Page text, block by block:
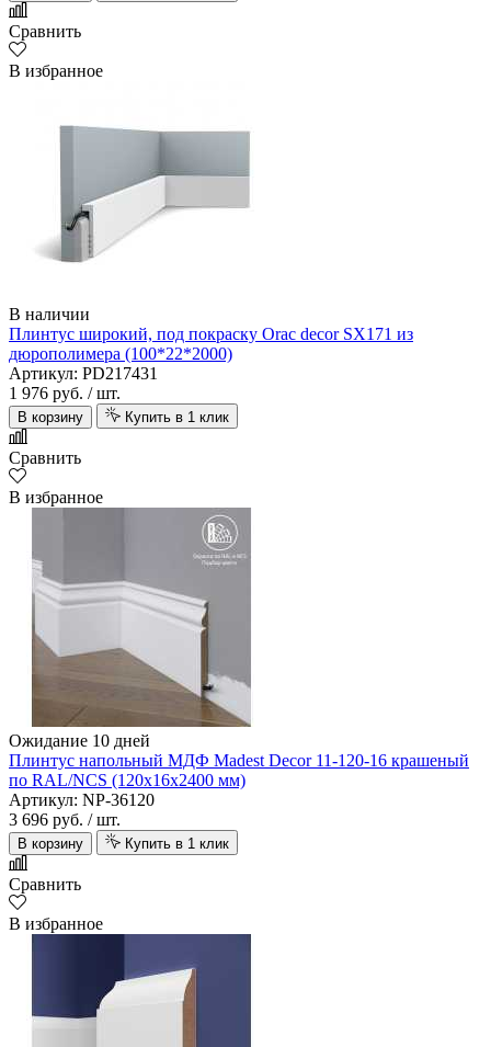
Сравнить
В избранное
В наличии
Плинтус широкий, под покраску Orac decor SX171 из
дюрополимера (100*22*2000)
Артикул: PD217431
1 976 руб. / шт.
В корзину Купить в 1 клик
Сравнить
В избранное
Ожидание 10 дней
Плинтус напольный МДФ Madest Decor 11-120-16 крашеный
по RAL/NCS (120х16х2400 мм)
Артикул: NP-36120
3 696 руб. / шт.
В корзину Купить в 1 клик
Сравнить
В избранное